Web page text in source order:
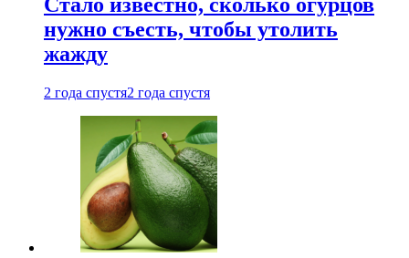
нужно съесть, чтобы утолить
жажду
2 года спустя2 года спустя